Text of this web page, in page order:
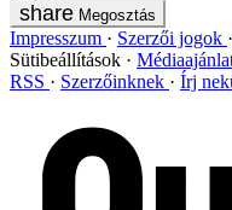
Megosztás
Impresszum Szerzői jogok
Sütibeállítások
RSS
Szerzőinknek Írj